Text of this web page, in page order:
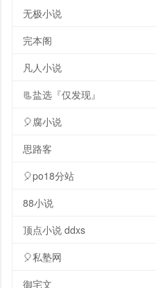
无极小说
完本阁
凡人小说
📃盐选『仅发现』
🎈腐小说
思路客
🎈po18分站
88小说
顶点小说 ddxs
🎈私塾网
御宅文